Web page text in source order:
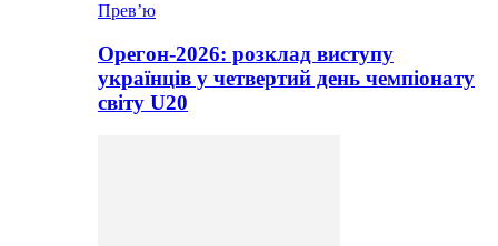
Прев’ю
Орегон-2026: розклад виступу
українців у четвертий день чемпіонату
світу U20